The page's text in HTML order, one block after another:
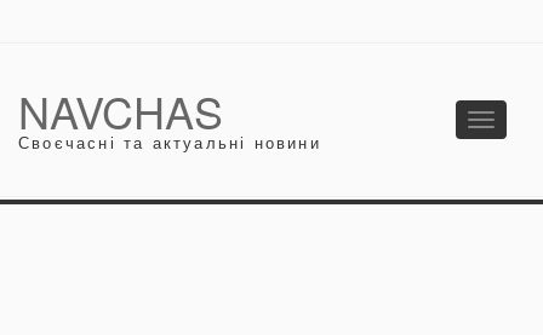
NAVCHAS
Своєчасні та актуальні новини
Toggle